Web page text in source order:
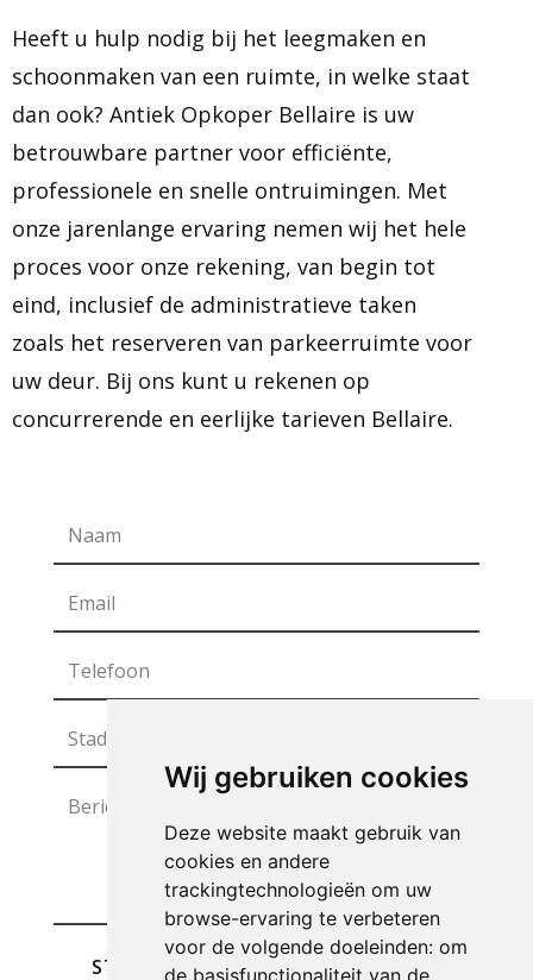
Wij gebruiken cookies
Deze website maakt gebruik van
cookies en andere
trackingtechnologieën om uw
browse-ervaring te verbeteren
voor de volgende doeleinden: om
de basisfunctionaliteit van de
Heeft u hulp nodig bij het leegmaken en
schoonmaken van een ruimte, in welke staat
dan ook? Antiek Opkoper Bellaire is uw
betrouwbare partner voor efficiënte,
professionele en snelle ontruimingen. Met
onze jarenlange ervaring nemen wij het hele
proces voor onze rekening, van begin tot
eind, inclusief de administratieve taken
zoals het reserveren van parkeerruimte voor
uw deur. Bij ons kunt u rekenen op
concurrerende en eerlijke tarieven Bellaire.
STUREN